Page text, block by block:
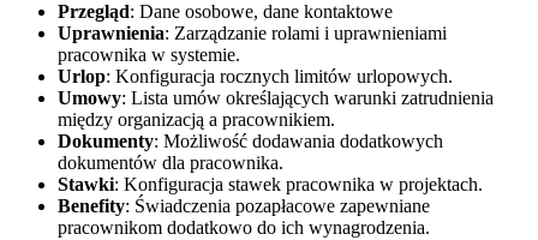
Przegląd: Dane osobowe, dane kontaktowe
Uprawnienia: Zarządzanie rolami i uprawnieniami
pracownika w systemie.
Urlop: Konfiguracja rocznych limitów urlopowych.
Umowy: Lista umów określających warunki zatrudnienia
między organizacją a pracownikiem.
Dokumenty: Możliwość dodawania dodatkowych
dokumentów dla pracownika.
Stawki: Konfiguracja stawek pracownika w projektach.
Benefity: Świadczenia pozapłacowe zapewniane
pracownikom dodatkowo do ich wynagrodzenia.